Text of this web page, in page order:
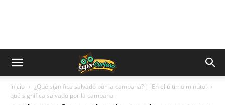
Inicio
¿Qué significa salvado por la campana? | ¡En el último minuto!
qué significa salvado por la campana